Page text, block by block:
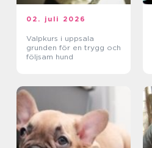
02. juli 2026
Valpkurs i uppsala
grunden för en trygg och
följsam hund